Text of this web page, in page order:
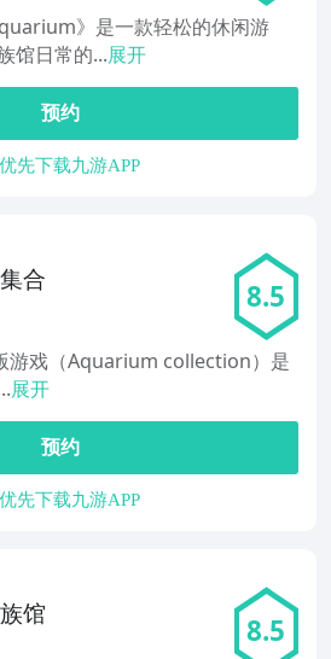
》是一款轻松的休闲游
馆日常的...展开
预约
先下载九游APP
合 8.5
游戏（Aquarium collection）是
展开
预约
先下载九游APP
馆 8.5